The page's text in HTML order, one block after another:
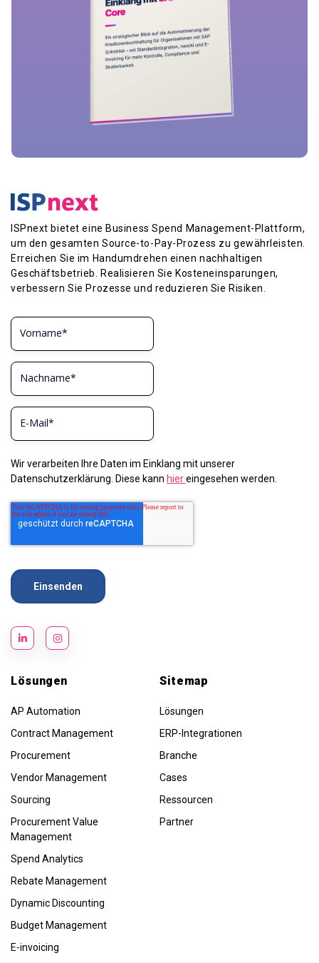
ISPnext bietet eine Business Spend Management-Plattform,
um den gesamten Source-to-Pay-Prozess zu gewährleisten.
Erreichen Sie im Handumdrehen einen nachhaltigen
Geschäftsbetrieb. Realisieren Sie Kosteneinsparungen,
verbessern Sie Prozesse und reduzieren Sie Risiken.
Wir verarbeiten Ihre Daten im Einklang mit unserer
Datenschutzerklärung. Diese kann hiereingesehen werden.
Lösungen
AP Automation
Contract Management
Procurement
Vendor Management
Sourcing
Procurement Value
Management
Spend Analytics
Rebate Management
Dynamic Discounting
Budget Management
E-invoicing
Sitemap
Lösungen
ERP-Integrationen
Branche
Cases
Ressourcen
Partner